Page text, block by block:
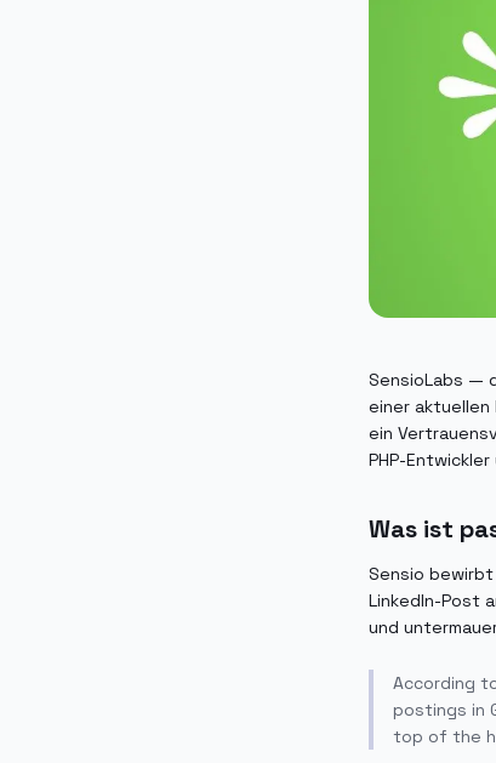
SensioLabs —
einer aktuellen
ein
PHP-
Was ist
Sensio bewirbt
LinkedIn-Post
und
According
postings in
top of the